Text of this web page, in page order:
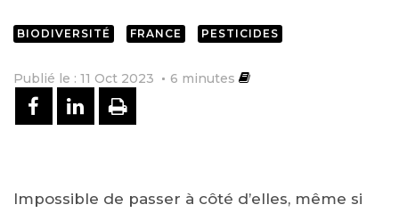
BIODIVERSITÉ FRANCE PESTICIDES
Publié le : 11 Oct 2023 6 minutes
PARTAGER SUR FACEBOOK
PARTAGER SUR LINKEDIN
IMPRIMER
Impossible de passer à côté d’elles, même si